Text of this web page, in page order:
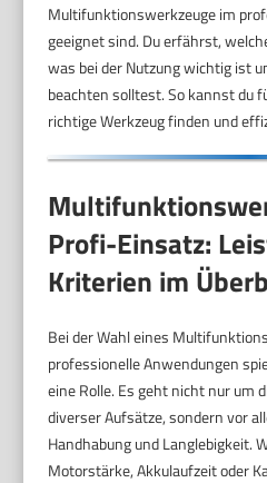
Multifunktionswerkzeuge im
geeignet sind. Du erfährst,
was bei der Nutzung wichtig ist
beachten solltest. So kannst du
richtige Werkzeug finden und
Profi-Einsatz:
Kriterien im
Bei der Wahl eines
professionelle Anwendungen
eine Rolle. Es geht nicht nur um
diverser Aufsätze, sondern vor
Handhabung und Langlebigkeit.
Motorstärke, Akkulaufzeit oder